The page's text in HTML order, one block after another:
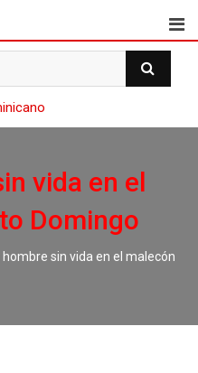
vida en el
Domingo
hombre sin vida en el malecón